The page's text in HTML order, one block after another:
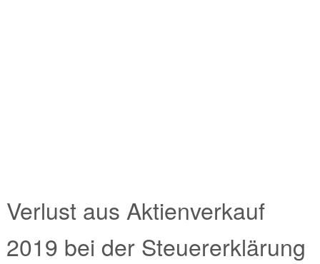
Verlust aus Aktienverkauf
2019 bei der Steuererklärung